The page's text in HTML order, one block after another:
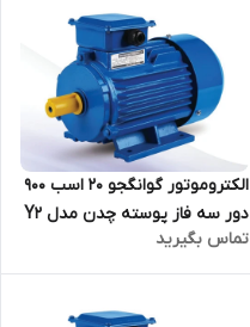
الکتروموتور گوانگجو 20 اسب 900
دور سه فاز پوسته چدن مدل Y2
ترمینال بالا
تماس بگیرید